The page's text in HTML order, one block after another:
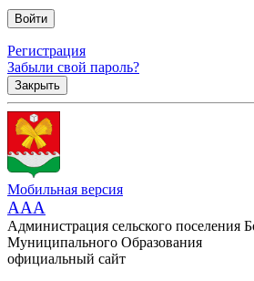
Регистрация
Забыли свой пароль?
Закрыть
Мобильная версия
AAA
Администрация сельского поселения
Муниципального Образования
официальный сайт